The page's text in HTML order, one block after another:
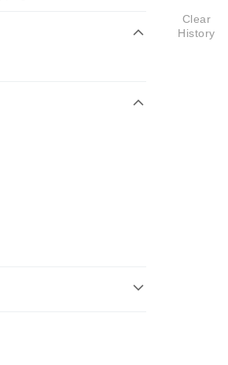
of NT$1,500 or more
Clear
History